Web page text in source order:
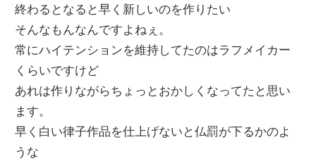
終わるとなると早く新しいのを作りたい
そんなもんなんですよねぇ。
常にハイテンションを維持してたのはラフメイカー
くらいですけど
あれは作りながらちょっとおかしくなってたと思い
ます。
早く白い律子作品を仕上げないと仏罰が下るかのよ
うな